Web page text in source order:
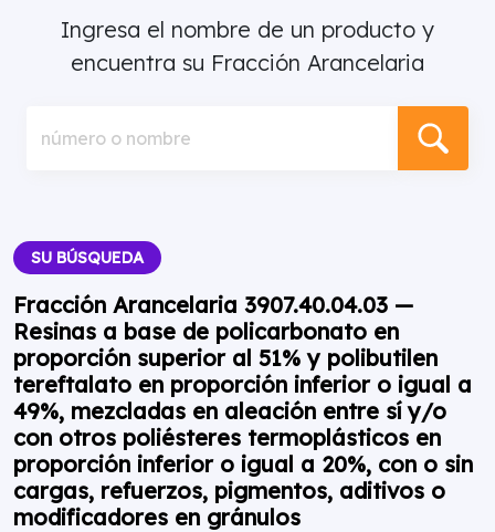
Ingresa el nombre de un producto y
encuentra su Fracción Arancelaria
número o nombre
SU BÚSQUEDA
Fracción Arancelaria 3907.40.04.03 —
Resinas a base de policarbonato en
proporción superior al 51% y polibutilen
tereftalato en proporción inferior o igual a
49%, mezcladas en aleación entre sí y/o
con otros poliésteres termoplásticos en
proporción inferior o igual a 20%, con o sin
cargas, refuerzos, pigmentos, aditivos o
modificadores en gránulos